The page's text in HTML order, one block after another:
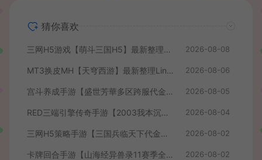
猜你喜欢
三网H5游戏【萌斗三国H5】最新整理WIN系服务端+GM后台+详细搭建教程 2026-08-08
MT3换皮MH【天穹西游】最新整理Linux手工服务端+安卓苹果双端+GM后台+详细搭建教程+全套源码+视频教程 2026-08-06
宫斗养成手游【盛世芳華多区跨服代金券本地优化版】最新整理单机一键即玩端+Linux手工服务端+CDK授权后台+安卓+详细搭建教程 2026-08-05
RED三端引擎传奇手游【2003我本沉默】最新整理Win系服务端+安卓苹果PC三端+详细搭建教程 2026-08-04
三网H5策略手游【三国兵临天下代金券内购七合修复版】最新整理单机一键即玩镜像端+Linux手工服务端+管理后台+GM授权后台+简易安卓客户端+详细搭建教程+视频教程 2026-08-02
卡牌回合手游【山海经异兽录11赛季全人物代金券内购版】最新整理WIN系服务端+授权GM后台+管理后台+热更修改工具+安卓+详细搭建教程 2026-08-02